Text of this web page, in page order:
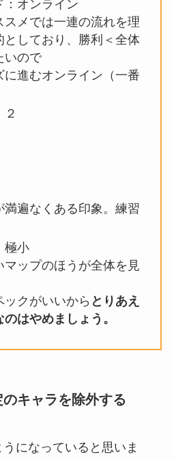
：オンライン
スメでは一連の流れを理
としており、勝利＜全体
いので
に進むオンライン（一番
２
満遍なくある印象。練習
極小
マップのほうが全体を見
クがいいから とりあえ
はやめましょう。
キャラを除外する
になっていると思いま